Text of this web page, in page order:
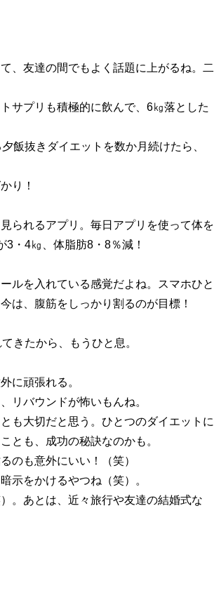
友達の間でもよく話題に上がるね。二
サプリも積極的に飲んで、6㎏落とした
抜きダイエットを数か月続けたら、
り！
られるアプリ。毎日アプリを使って体を
・4㎏、体脂肪8・8％減！
を入れている感覚だよね。スマホひと
は、腹筋をしっかり割るのが目標！
きたから、もうひと息。
に頑張れる。
バウンドが怖いもんね。
も大切だと思う。ひとつのダイエットに
とも、成功の秘訣なのかも。
のも意外にいい！（笑）
をかけるやつね（笑）。
。あとは、近々旅行や友達の結婚式な